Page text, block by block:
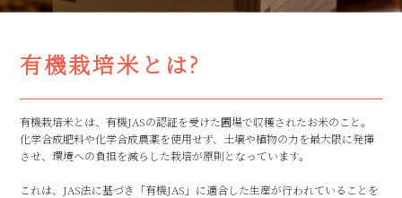
有機栽培米とは?
有機栽培米とは、有機JASの認証を受けた圃場で収穫されたお米のこと。
化学合成肥料や化学合成農薬を使用せず、土壌や植物の力を最大限に発揮
させ、環境への負担を減らした栽培が原則となっています。
これは、JAS法に基づき「有機JAS」に適合した生産が行われていることを